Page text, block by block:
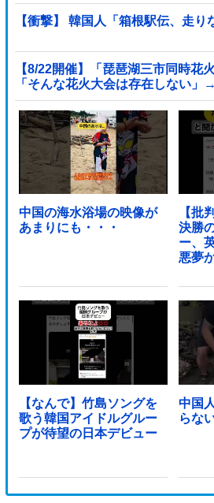
【衝撃】 韓国人「箱根駅伝、走り
【8/22開催】「琵琶湖三市同時花
「そんな花火大会は存在しない」
した人達がSNS阿鼻叫喚他
中国の海水浴場の映像が
あまりにも・・・
【批
決勝
ー、
悪夢
【なんで】竹島ソングを
歌う韓国アイドルグルー
プが待望の日本デビュー
中国
らな